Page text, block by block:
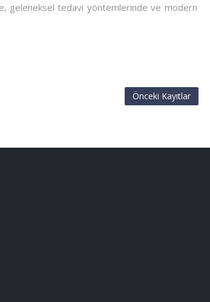
geleneksel tedavi yöntemlerinde ve modern
Önceki Kayıtlar